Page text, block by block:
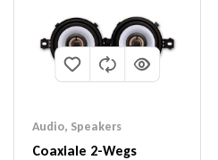
Audio, Speakers
Coaxiale 2-Wegs